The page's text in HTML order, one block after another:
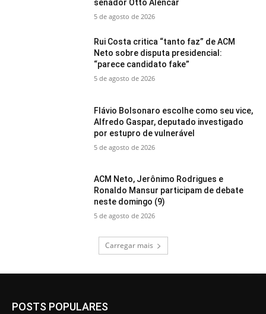
senador Otto Alencar
5 de agosto de 2026
Rui Costa critica “tanto faz” de ACM
Neto sobre disputa presidencial:
“parece candidato fake”
5 de agosto de 2026
Flávio Bolsonaro escolhe como seu vice,
Alfredo Gaspar, deputado investigado
por estupro de vulnerável
5 de agosto de 2026
ACM Neto, Jerônimo Rodrigues e
Ronaldo Mansur participam de debate
neste domingo (9)
5 de agosto de 2026
Carregar mais
POSTS POPULARES